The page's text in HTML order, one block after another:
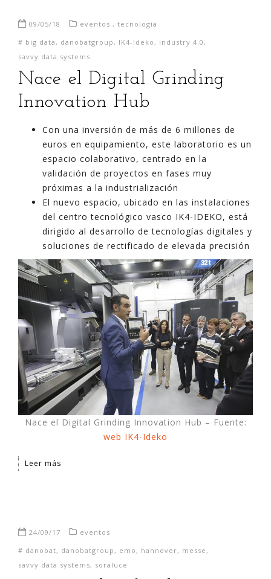
09/05/18 eventos , tecnología
# big data , danobatgroup , IK4-Ideko , industry 4.0 ,
savvy data systems
Nace el Digital Grinding
Innovation Hub
Con una inversión de más de 6 millones de
euros en equipamiento, este laboratorio es un
espacio colaborativo, centrado en la
validación de proyectos en fases muy
próximas a la industrialización
El nuevo espacio, ubicado en las instalaciones
del centro tecnológico vasco IK4-IDEKO, está
dirigido al desarrollo de tecnologías digitales y
soluciones de rectificado de elevada precisión
Nace el Digital Grinding Innovation Hub – Fuente:
web IK4-Ideko
Leer más
24/09/17
eventos
# danobat, danobatgroup , emo , hannover, messe ,
savvy data systems, soraluce